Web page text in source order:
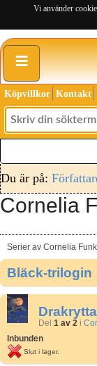
Vi använder
≡
Köpvillkor Kontakt
Du är på:
Cornelia
Serier av Cornelia
Bläck-trilogin
Del 1 av 2 i
Inbunden
Slut i lager.